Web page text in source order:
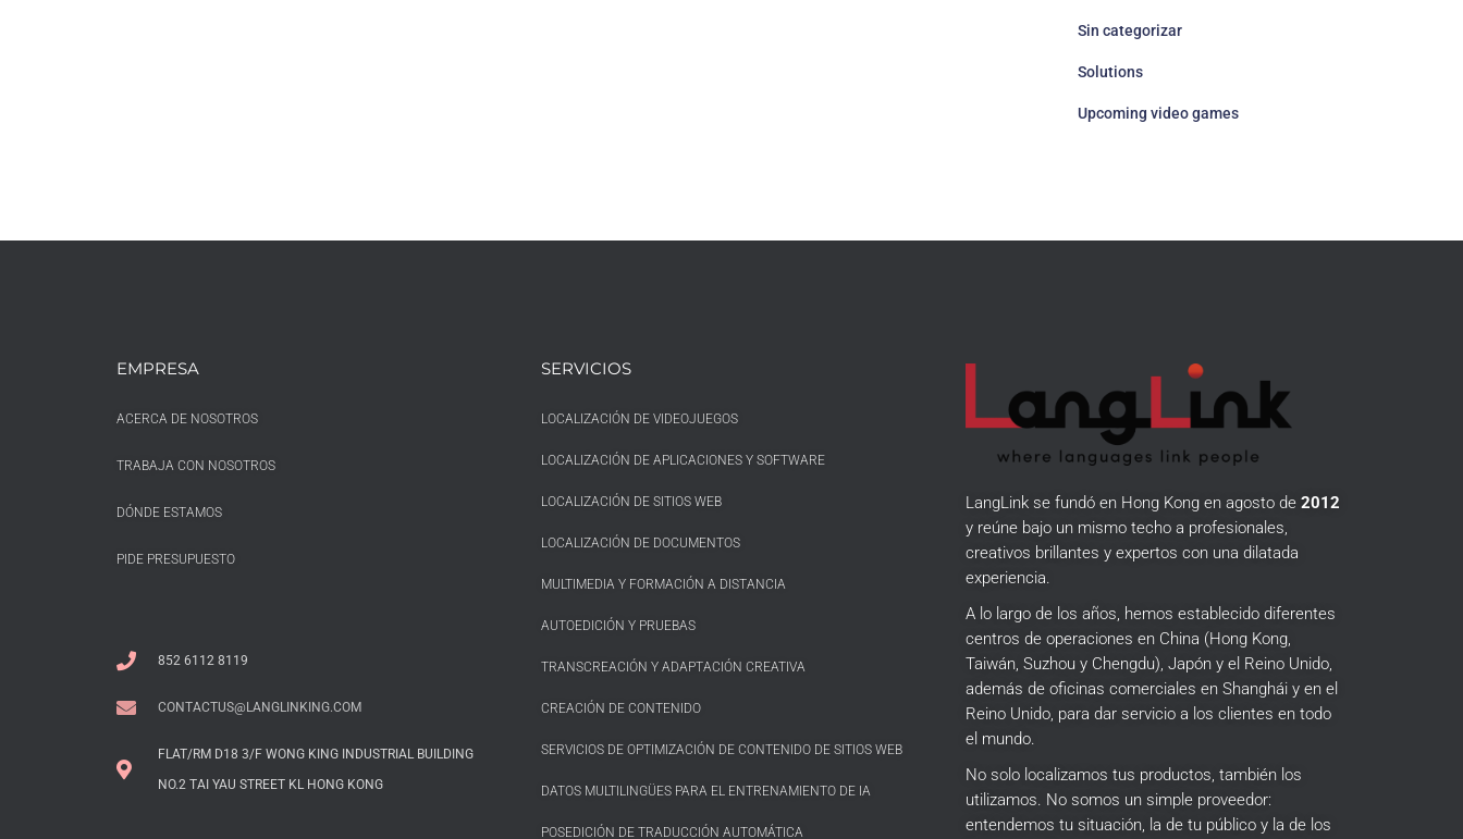
Sin categorizar
Solutions
Upcoming video games
EMPRESA
ACERCA DE NOSOTROS
TRABAJA CON NOSOTROS
DÓNDE ESTAMOS
PIDE PRESUPUESTO
852 6112 8119
CONTACTUS@LANGLINKING.COM
FLAT/RM D18 3/F WONG KING INDUSTRIAL BUILDING
NO.2 TAI YAU STREET KL HONG KONG
SERVICIOS
LOCALIZACIÓN DE VIDEOJUEGOS
LOCALIZACIÓN DE APLICACIONES Y SOFTWARE
LOCALIZACIÓN DE SITIOS WEB
LOCALIZACIÓN DE DOCUMENTOS
MULTIMEDIA Y FORMACIÓN A DISTANCIA
AUTOEDICIÓN Y PRUEBAS
TRANSCREACIÓN Y ADAPTACIÓN CREATIVA
CREACIÓN DE CONTENIDO
SERVICIOS DE OPTIMIZACIÓN DE CONTENIDO DE SITIOS WEB
DATOS MULTILINGÜES PARA EL ENTRENAMIENTO DE IA
POSEDICIÓN DE TRADUCCIÓN AUTOMÁTICA
LangLink se fundó en Hong Kong en agosto de 2012
y reúne bajo un mismo techo a profesionales,
creativos brillantes y expertos con una dilatada
experiencia.
A lo largo de los años, hemos establecido diferentes
centros de operaciones en China (Hong Kong,
Taiwán, Suzhou y Chengdu), Japón y el Reino Unido,
además de oficinas comerciales en Shanghái y en el
Reino Unido, para dar servicio a los clientes en todo
el mundo.
No solo localizamos tus productos, también los
utilizamos. No somos un simple proveedor:
entendemos tu situación, la de tu público y la de los